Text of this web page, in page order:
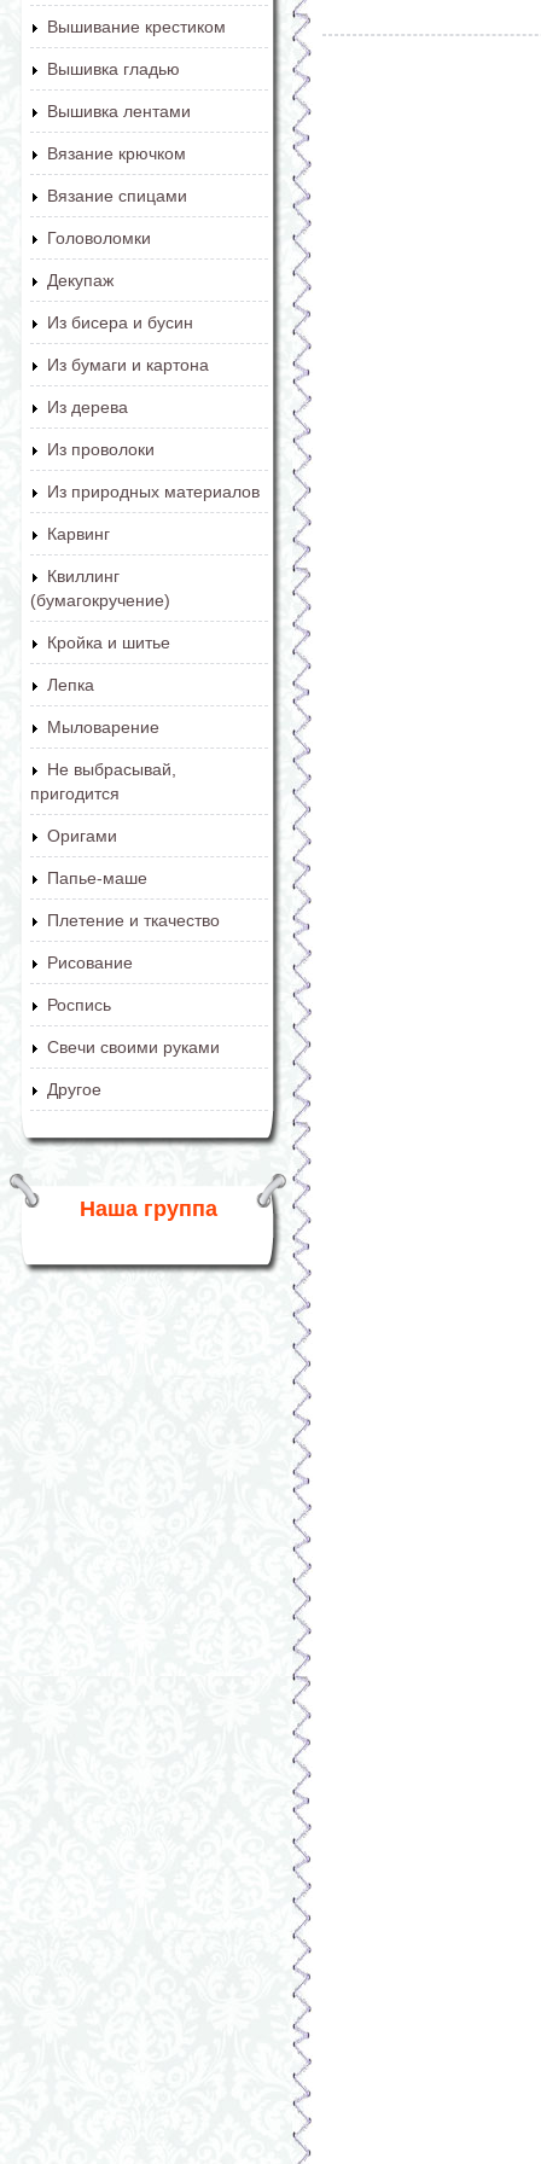
Вышивание крестиком
Вышивка гладью
Вышивка лентами
Вязание крючком
Вязание спицами
Головоломки
Декупаж
Из бисера и бусин
Из бумаги и картона
Из дерева
Из проволоки
Из природных материалов
Карвинг
Квиллинг
(бумагокручение)
Кройка и шитье
Лепка
Мыловарение
Не выбрасывай,
пригодится
Оригами
Папье-маше
Плетение и ткачество
Рисование
Роспись
Свечи своими руками
Другое
Наша группа